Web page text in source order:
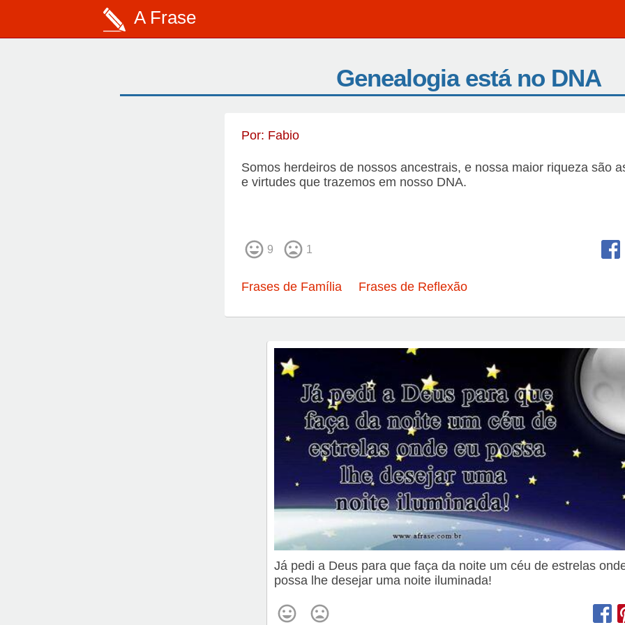
A Frase
Genealogia está no DNA
Por: Fabio
Somos herdeiros de nossos ancestrais, e nossa maior riqueza são
e virtudes que trazemos em nosso DNA.
9 1
Frases de Família Frases de Reflexão
Já pedi a Deus para que faça da noite um céu de estrelas
possa lhe desejar uma noite iluminada!